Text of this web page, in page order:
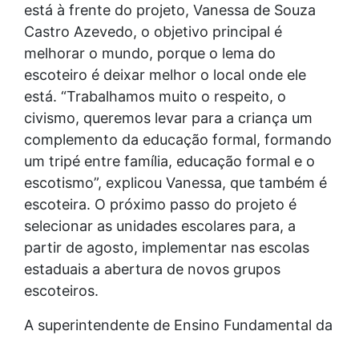
está à frente do projeto, Vanessa de Souza
Castro Azevedo, o objetivo principal é
melhorar o mundo, porque o lema do
escoteiro é deixar melhor o local onde ele
está. “Trabalhamos muito o respeito, o
civismo, queremos levar para a criança um
complemento da educação formal, formando
um tripé entre família, educação formal e o
escotismo”, explicou Vanessa, que também é
escoteira. O próximo passo do projeto é
selecionar as unidades escolares para, a
partir de agosto, implementar nas escolas
estaduais a abertura de novos grupos
escoteiros.
A superintendente de Ensino Fundamental da